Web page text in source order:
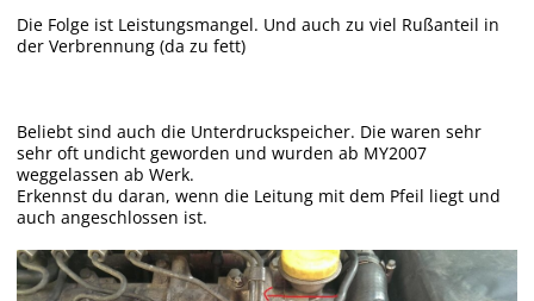
Die Folge ist Leistungsmangel. Und auch zu viel Rußanteil in
der Verbrennung (da zu fett)
Beliebt sind auch die Unterdruckspeicher. Die waren sehr
sehr oft undicht geworden und wurden ab MY2007
weggelassen ab Werk.
Erkennst du daran, wenn die Leitung mit dem Pfeil liegt und
auch angeschlossen ist.